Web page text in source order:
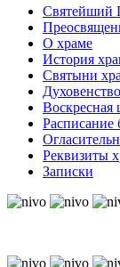
Святейший
О храме
История
Святыни
Воскресная
Расписание
Реквизиты
Записки